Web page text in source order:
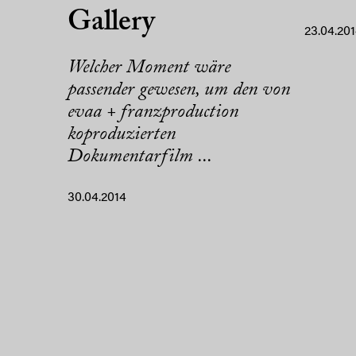
Gallery
Welcher Moment wäre
passender gewesen, um den von
evaa + franzproduction
koproduzierten
Dokumentarfilm ...
30.04.2014